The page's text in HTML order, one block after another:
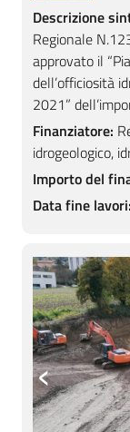
Descrizione
Regionale
approvato il
dell’officiosità
2021”
Finanziatore:
idrogeologico,
Importo del
Data fine lavori:
‹